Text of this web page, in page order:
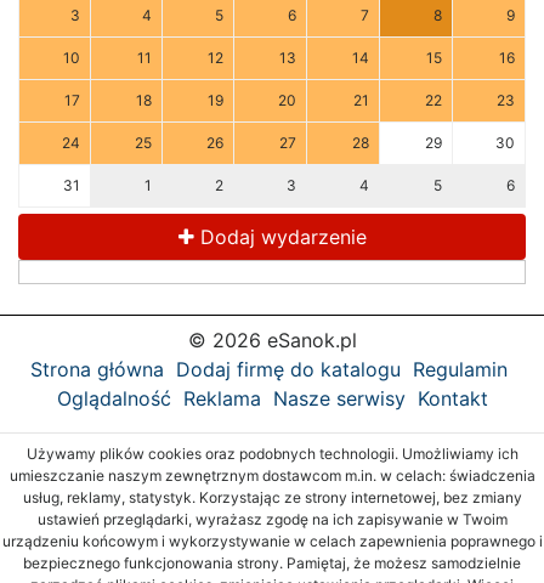
3 4 5 6 7 8 9
10 11 12 13 14 15 16
17 18 19 20 21 22 23
24 25 26 27 28 29 30
31 1 2 3 4 5 6
Dodaj wydarzenie
© 2026 eSanok.pl
Strona główna Dodaj firmę do katalogu Regulamin
Oglądalność Reklama Nasze serwisy Kontakt
Używamy plików cookies oraz podobnych technologii. Umożliwiamy ich
umieszczanie naszym zewnętrznym dostawcom m.in. w celach: świadczenia
usług, reklamy, statystyk. Korzystając ze strony internetowej, bez zmiany
ustawień przeglądarki, wyrażasz zgodę na ich zapisywanie w Twoim
urządzeniu końcowym i wykorzystywanie w celach zapewnienia poprawnego i
bezpiecznego funkcjonowania strony. Pamiętaj, że możesz samodzielnie